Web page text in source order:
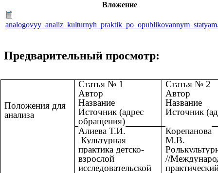
Вложение
Предварительный просмотр:
Положения для
анализа
Статья № 1
Автор
Название
Источник (адрес
обращения)
Статья № 2
Автор
Название
Источник
Алиева Т.И.
Культурная
практика детско-
взрослой
исследовательской
Корепанова
М.В.
//